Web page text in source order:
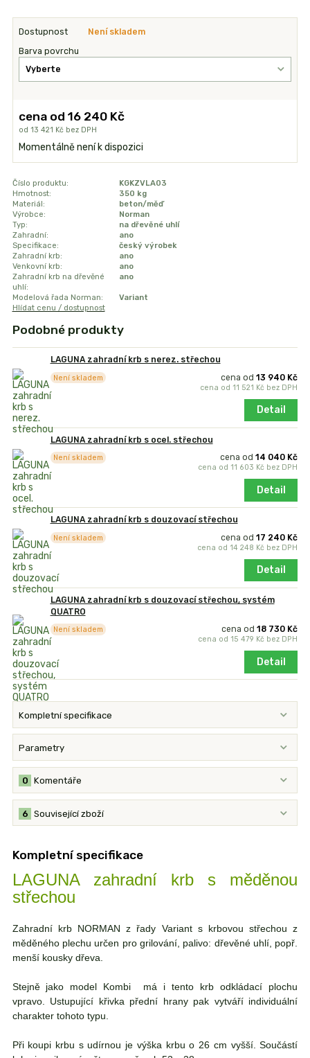
Dostupnost Není skladem
Barva povrchu
cena od16 240 Kč
od13 421 Kč bez DPH
Momentálně není k dispozici
Číslo produktu:
KGKZVLA03
Hmotnost:
350 kg
Materiál:
beton/měď
Výrobce:
Norman
Typ:
na dřevěné uhlí
Zahradní:
ano
Specifikace:
český výrobek
Zahradní krb:
ano
Venkovní krb:
ano
Zahradní krb na dřevěné
uhlí:
ano
Modelová řada Norman:
Variant
Hlídat cenu / dostupnost
Podobné produkty
LAGUNA zahradní krb s nerez. střechou
cena od13 940 Kč
cena od11 521 Kč bez DPH
Není skladem
Detail
LAGUNA zahradní krb s ocel. střechou
cena od14 040 Kč
cena od11 603 Kč bez DPH
Není skladem
Detail
LAGUNA zahradní krb s douzovací střechou
cena od17 240 Kč
cena od14 248 Kč bez DPH
Není skladem
Detail
LAGUNA zahradní krb s douzovací střechou, systém
QUATRO
cena od18 730 Kč
cena od15 479 Kč bez DPH
Není skladem
Detail
Kompletní specifikace
Parametry
Komentáře
0
Související zboží
6
Kompletní specifikace
LAGUNA zahradní krb s měděnou
střechou
Zahradní krb NORMAN z řady Variant s krbovou střechou z
měděného plechu určen pro grilování, palivo: dřevěné uhlí, popř.
menší kousky dřeva.
Stejně jako model Kombi má i tento krb odkládací plochu
vpravo. Ustupující křivka přední hrany pak vytváří individuální
charakter tohoto typu.
Při koupi krbu s udírnou je výška krbu o 26 cm vyšší. Součástí